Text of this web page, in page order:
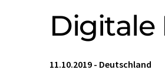
Digitale
11.10.2019 - Deutschland